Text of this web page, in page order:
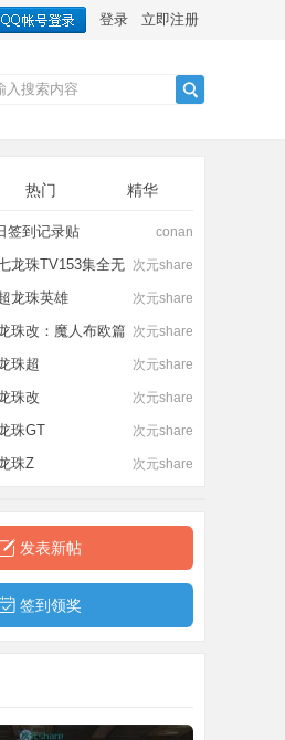
登录 立即注册
热门 精华
conan
签到记录贴
次元share
龙珠TV153集全无
次元share
龙珠英雄
次元share
珠改：魔人布欧篇
次元share
珠超
次元share
珠改
次元share
珠GT
次元share
珠Z
发表新帖
签到领奖